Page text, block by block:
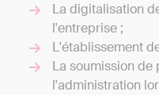
La digitalisation
l'entreprise ;
L'établissement
La soumission de
l'administration